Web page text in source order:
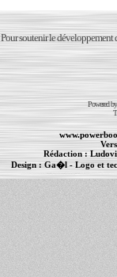
Pour soutenir le développement
Powered
Rédaction :
Design : Ga�l- Logo et
PowerBook